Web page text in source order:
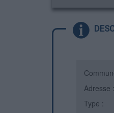
Adresse :
Type :